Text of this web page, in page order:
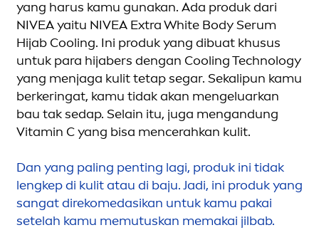
yang harus kamu gunakan. Ada produk dari
NIVEAyaitu NIVEA ExtraWhite Body Serum
Hijab Cooling. Ini produk yang dibuat khusus
untuk para hijabers dengan Cooling Technology
yang menjaga kulit tetap segar. Sekalipun kamu
berkeringat, kamu tidak akan mengeluarkan
bau tak sedap. Selain itu, juga mengandung
Vitamin C yang bisa mencerahkan kulit.
Dan yang paling penting lagi, produk ini tidak
lengkep di kulit atau di baju. Jadi, ini produk yang
sangat direkomedasikan untuk kamu pakai
setelah kamu memutuskan memakai jilbab.